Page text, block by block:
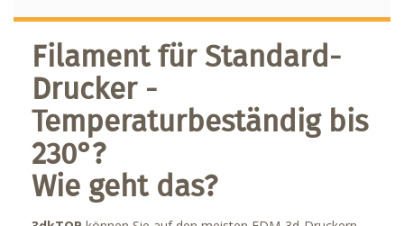
Filament für Standard-
Drucker -
Temperaturbeständig bis
230°?
Wie geht das?